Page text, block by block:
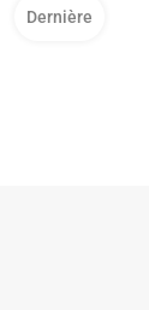
Dernière